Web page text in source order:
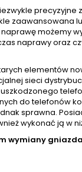
precyzyjne
zaawansowana
możemy
naprawy oraz
elementów
sieci
do telefonów
sprawna.
wykonać ją w
wymiany gniazda